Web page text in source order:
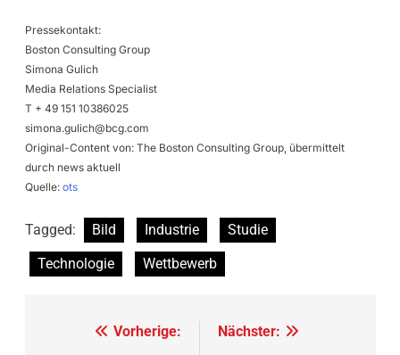
Pressekontakt:
Boston Consulting Group
Simona Gulich
Media Relations Specialist
T + 49 151 10386025
simona.gulich@bcg.com
Original-Content von: The Boston Consulting Group, übermittelt
durch news aktuell
Quelle: ots
Tagged: Bild Industrie
Studie
Technologie
Wettbewerb
Beitragsnavigation
Vorherige:
Nächster: